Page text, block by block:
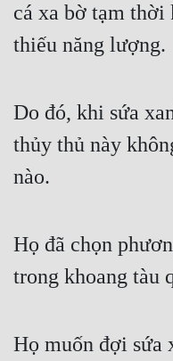
cá xa bờ tạm thời
thiếu năng lượng.
Do đó, khi sứa
thủy thủ này
nào.
Họ đã chọn
trong khoang tàu
Họ muốn đợi sứa